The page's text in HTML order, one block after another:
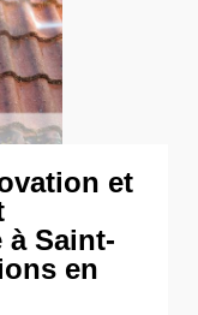
et
Saint-
en